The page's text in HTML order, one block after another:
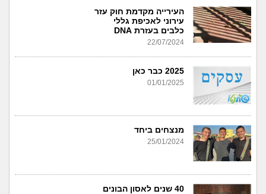
העירייה מקדמת חוק עזר
עירוני לאכיפת גללי
כלבים בעזרת DNA
22/07/2024
2025 כבר כאן
01/01/2025
מנצחים ביחד
25/01/2024
40 שנים לאסון הבונים